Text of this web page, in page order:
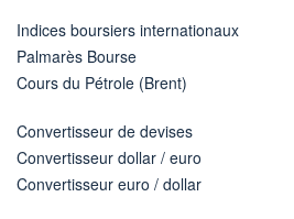
Indices boursiers internationaux
Palmarès Bourse
Cours du Pétrole (Brent)
Convertisseur de devises
Convertisseur dollar / euro
Convertisseur euro / dollar